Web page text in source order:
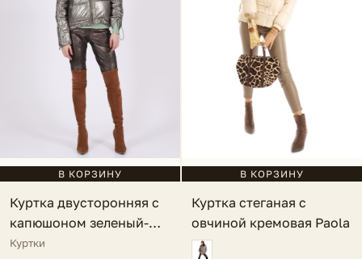
В КОРЗИНУ
Куртка двусторонняя с
капюшоном зеленый-
серебряный Ani
Куртки
В КОРЗИНУ
Куртка стеганая с
овчиной кремовая Paola